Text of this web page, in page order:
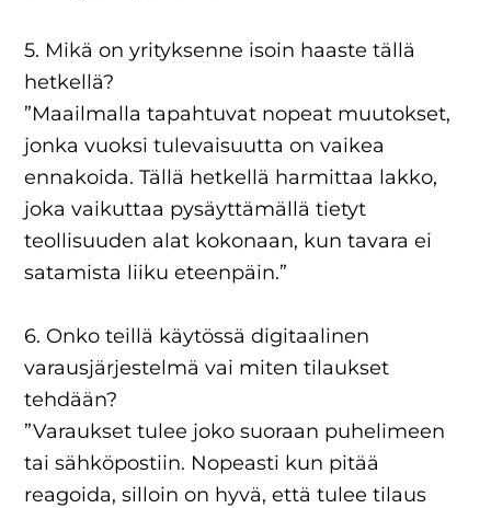
5. Mikä on yrityksenne isoin haaste tällä
hetkellä?
”Maailmalla tapahtuvat nopeat muutokset,
jonka vuoksi tulevaisuutta on vaikea
ennakoida. Tällä hetkellä harmittaa lakko,
joka vaikuttaa pysäyttämällä tietyt
teollisuuden alat kokonaan, kun tavara ei
satamista liiku eteenpäin.”
6. Onko teillä käytössä digitaalinen
varausjärjestelmä vai miten tilaukset
tehdään?
”Varaukset tulee joko suoraan puhelimeen
tai sähköpostiin. Nopeasti kun pitää
reagoida, silloin on hyvä, että tulee tilaus